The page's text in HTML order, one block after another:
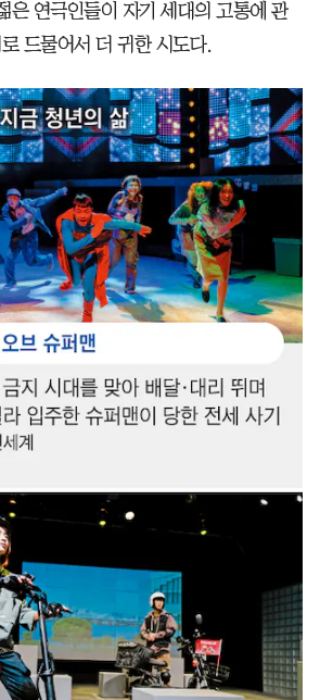
은 연극인들이 자기 세대의 고통에 관
드물어서 더 귀한 시도다.